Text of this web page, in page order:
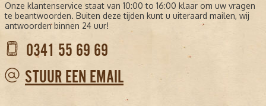
Onze klantenservice staat van 10:00 to 16:00 klaar om uw vragen
te beantwoorden. Buiten deze tijden kunt u uiteraard mailen, wij
antwoorden binnen 24 uur!
0341 55 69 69
STUUR EEN EMAIL